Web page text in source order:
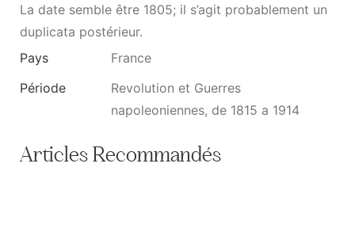
La date semble être 1805; il s’agit probablement un
duplicata postérieur.
Pays
France
Période
Revolution et Guerres
napoleoniennes, de 1815 a 1914
Articles Recommandés